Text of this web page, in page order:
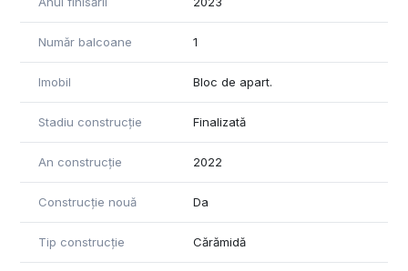
Număr balcoane 1
Imobil Bloc de apart.
Stadiu construcție Finalizată
An construcție 2022
Construcție nouă Da
Tip construcție Cărămidă